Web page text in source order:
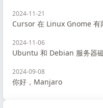
2024-11-21
Cursor 在 Linux Gnome 有
2024-11-06
Ubuntu 和 Debian 服务器
2024-09-08
你好，Manjaro